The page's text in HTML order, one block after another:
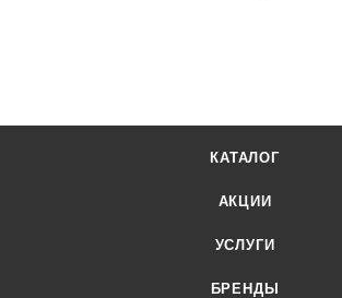
КАТАЛОГ
АКЦИИ
УСЛУГИ
БРЕНДЫ